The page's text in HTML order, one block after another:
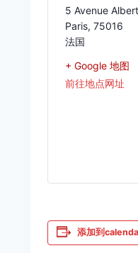
5 Avenue
Paris, 75016
法国
+ Google 地图
前往地点网址
添加到